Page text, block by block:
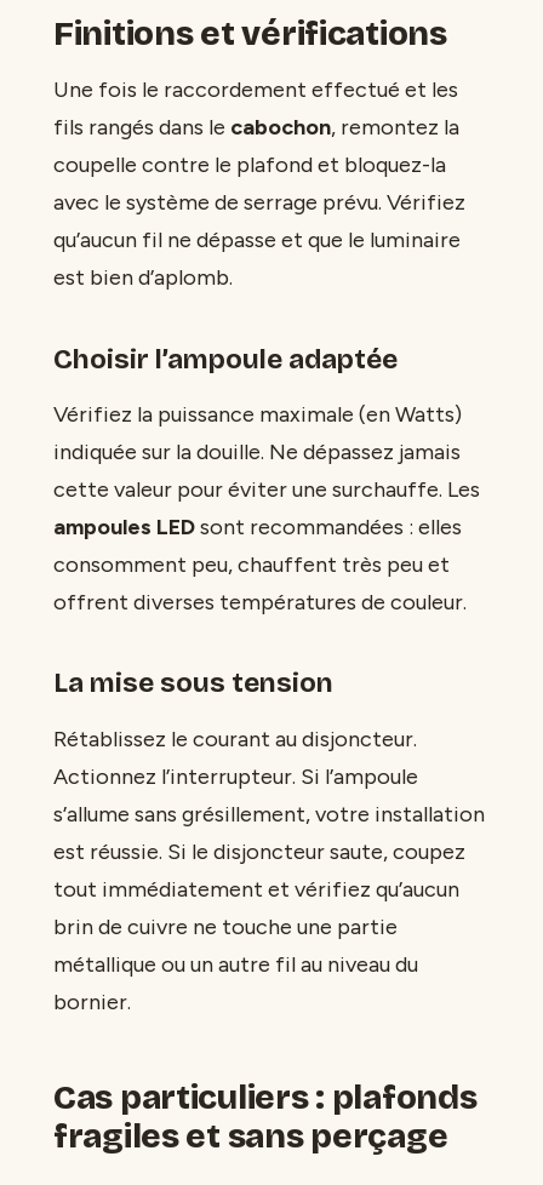
Finitions et vérifications
Une fois le raccordement effectué et les
fils rangés dans le cabochon, remontez la
coupelle contre le plafond et bloquez-la
avec le système de serrage prévu. Vérifiez
qu’aucun fil ne dépasse et que le luminaire
est bien d’aplomb.
Choisir l’ampoule adaptée
Vérifiez la puissance maximale (en Watts)
indiquée sur la douille. Ne dépassez jamais
cette valeur pour éviter une surchauffe. Les
ampoules LEDsont recommandées : elles
consomment peu, chauffent très peu et
offrent diverses températures de couleur.
La mise sous tension
Rétablissez le courant au disjoncteur.
Actionnez l’interrupteur. Si l’ampoule
s’allume sans grésillement, votre installation
est réussie. Si le disjoncteur saute, coupez
tout immédiatement et vérifiez qu’aucun
brin de cuivre ne touche une partie
métallique ou un autre fil au niveau du
bornier.
Cas particuliers : plafonds
fragiles et sans perçage